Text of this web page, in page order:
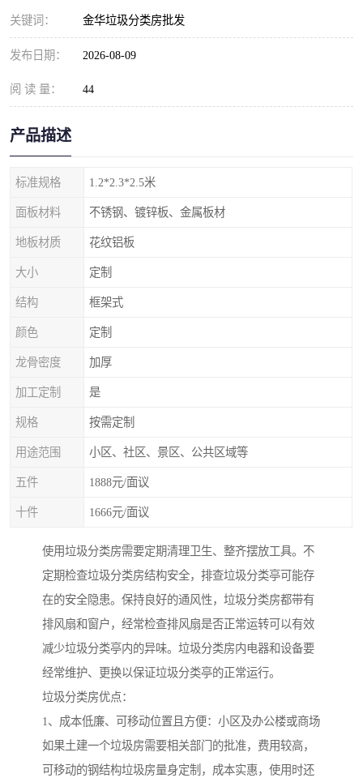
关键词： 金华垃圾分类房批发
发布日期： 2026-08-09
阅 读 量： 44
产品描述
标准规格 1.2*2.3*2.5米
面板材料 不锈钢、镀锌板、金属板材
地板材质 花纹铝板
大小 定制
结构 框架式
颜色 定制
龙骨密度 加厚
加工定制 是
规格 按需定制
用途范围 小区、社区、景区、公共区域等
五件 1888元/面议
十件 1666元/面议
使用垃圾分类房需要定期清理卫生、整齐摆放工具。不
定期检查垃圾分类房结构安全，排查垃圾分类亭可能存
在的安全隐患。保持良好的通风性，垃圾分类房都带有
排风扇和窗户，经常检查排风扇是否正常运转可以有效
减少垃圾分类亭内的异味。垃圾分类房内电器和设备要
经常维护、更换以保证垃圾分类亭的正常运行。
垃圾分类房优点：
1、成本低廉、可移动位置且方便：小区及办公楼或商场
如果土建一个垃圾房需要相关部门的批准，费用较高，
可移动的钢结构垃圾房量身定制，成本实惠，使用时还